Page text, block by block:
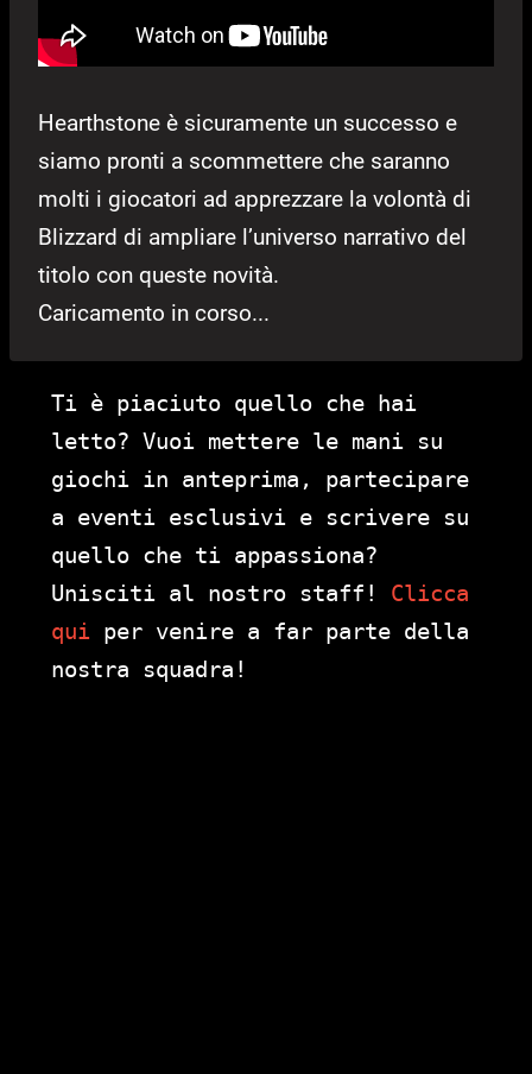
Hearthstone è sicuramente un successo e
siamo pronti a scommettere che saranno
molti i giocatori ad apprezzare la volontà di
Blizzard di ampliare l’universo narrativo del
titolo con queste novità.
Caricamento in corso...
Ti è piaciuto quello che hai
letto? Vuoi mettere le mani su
giochi in anteprima, partecipare
a eventi esclusivi e scrivere su
quello che ti appassiona?
Unisciti al nostro staff! Clicca
qui per venire a far parte della
nostra squadra!